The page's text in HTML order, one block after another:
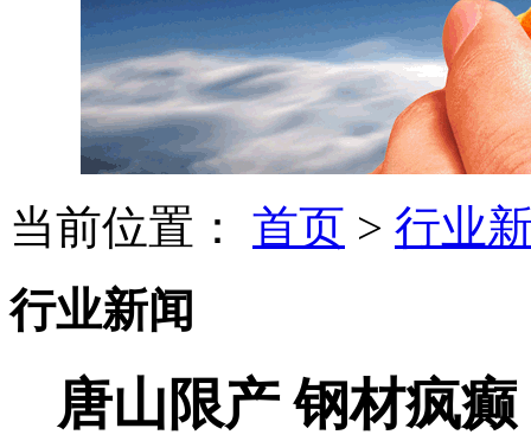
当前位置： 首页 > 行业
行业新闻
唐山限产 钢材疯癫